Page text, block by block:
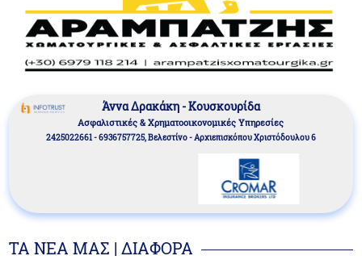
Άννα Δρακάκη - Κουσκουρίδα
Aσφαλιστικές & Χρηματοοικονομικές Υπηρεσίες
2425022661 - 6936757725, Βελεστίνο - Αρχιεπισκόπου Χριστόδουλου 6
ΤΑ ΝΕΑ ΜΑΣ | ΔΙΑΦΟΡΑ